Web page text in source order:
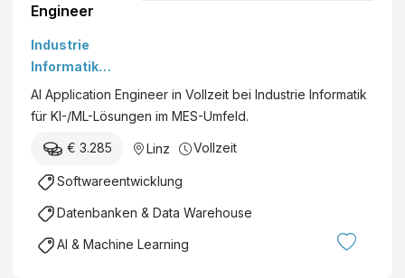
Engineer
Industrie
Informatik
GmbH
AI Application Engineer in Vollzeit bei Industrie Informatik
für KI-/ML-Lösungen im MES-Umfeld.
€ 3.285 Linz Vollzeit
Softwareentwicklung
Datenbanken & Data Warehouse
AI & Machine Learning